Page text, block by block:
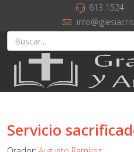
613 1524
Servicio